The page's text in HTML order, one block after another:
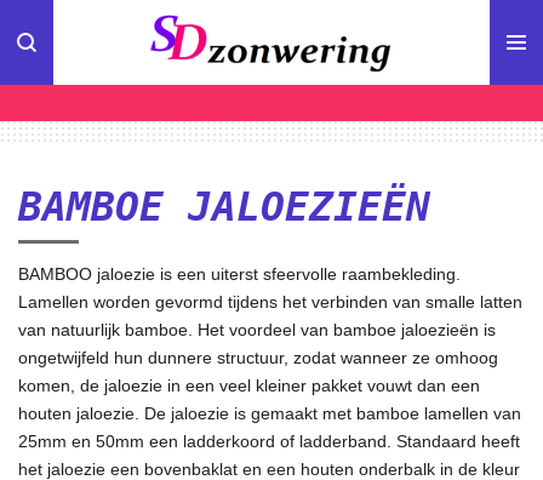
direct
hoofdinhoud
BAMBOE JALOEZIEËN
BAMBOO jaloezie is een uiterst sfeervolle raambekleding.
Lamellen worden gevormd tijdens het verbinden van smalle latten
van natuurlijk bamboe. Het voordeel van bamboe jaloezieën is
ongetwijfeld hun dunnere structuur, zodat wanneer ze omhoog
komen, de jaloezie in een veel kleiner pakket vouwt dan een
houten jaloezie. De jaloezie is gemaakt met bamboe lamellen van
25mm en 50mm een ladderkoord of ladderband. Standaard heeft
het jaloezie een bovenbaklat en een houten onderbalk in de kleur